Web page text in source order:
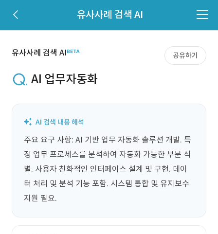
유사사례 검색 AI
유사사례 검색 AI 공유하기
AI 업무자동화
주요 요구 사항: AI 기반 업무 자동화 솔루션 개발. 특
정 업무 프로세스를 분석하여 자동화 가능한 부분 식
별. 사용자 친화적인 인터페이스 설계 및 구현. 데이
터 처리 및 분석 기능 포함. 시스템 통합 및 유지보수
지원 필요.